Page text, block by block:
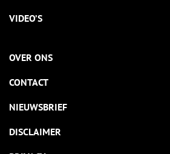
VIDEO’S
OVER ONS
CONTACT
NIEUWSBRIEF
DISCLAIMER